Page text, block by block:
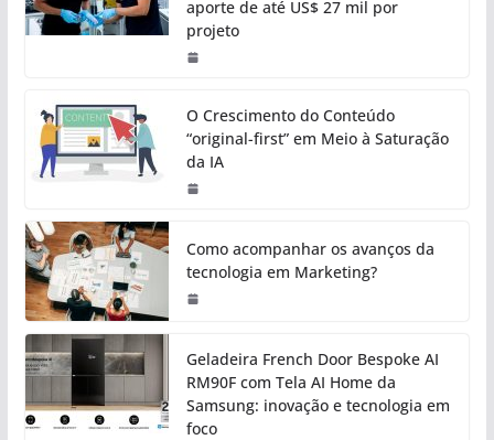
aporte de até US$ 27 mil por
projeto
O Crescimento do Conteúdo
“original-first” em Meio à Saturação
da IA
Como acompanhar os avanços da
tecnologia em Marketing?
Geladeira French Door Bespoke AI
RM90F com Tela AI Home da
Samsung: inovação e tecnologia em
foco